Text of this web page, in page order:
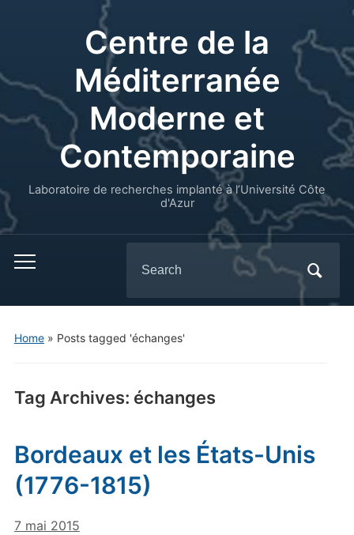
Centre de la
Méditerranée
Moderne et
Contemporaine
Laboratoire de recherches implanté à l’Université Côte
d'Azur
for:
Home» Posts tagged 'échanges'
Tag Archives: échanges
Bordeaux et les États-Unis
(1776-1815)
7 mai 2015